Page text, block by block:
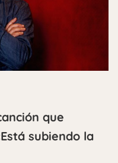
que
subiendo la